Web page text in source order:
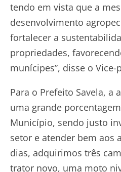
tendo em vista que a
desenvolvimento
fortalecer a
propriedades,
munícipes”, disse o
Para o Prefeito Savela, a
uma grande
Município, sendo justo
setor e atender bem aos
dias, adquirimos três
trator novo, uma moto